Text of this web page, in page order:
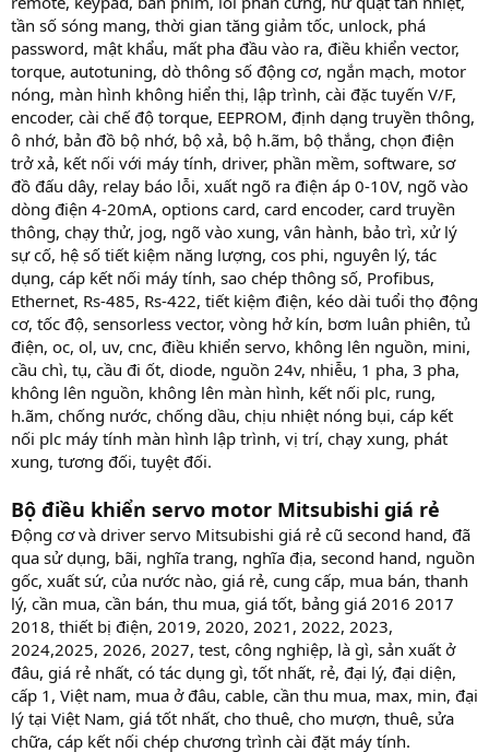
tần số sóng mang, thời gian tăng giảm tốc, unlock, phá
password, mật khẩu, mất pha đầu vào ra, điều khiển vector,
torque, autotuning, dò thông số động cơ, ngắn mạch, motor
nóng, màn hình không hiển thị, lập trình, cài đặc tuyến V/F,
encoder, cài chế độ torque, EEPROM, định dạng truyền thông,
ô nhớ, bản đồ bộ nhớ, bộ xả, bộ h.ãm, bộ thắng, chọn điện
trở xả, kết nối với máy tính, driver, phần mềm, software, sơ
đồ đấu dây, relay báo lỗi, xuất ngõ ra điện áp 0-10V, ngõ vào
dòng điện 4-20mA, options card, card encoder, card truyền
thông, chạy thử, jog, ngõ vào xung, vân hành, bảo trì, xử lý
sự cố, hệ số tiết kiệm năng lượng, cos phi, nguyên lý, tác
dụng, cáp kết nối máy tính, sao chép thông số, Profibus,
Ethernet, Rs-485, Rs-422, tiết kiệm điện, kéo dài tuổi thọ động
cơ, tốc độ, sensorless vector, vòng hở kín, bơm luân phiên, tủ
điện, oc, ol, uv, cnc, điều khiển servo, không lên nguồn, mini,
cầu chì, tụ, cầu đi ốt, diode, nguồn 24v, nhiễu, 1 pha, 3 pha,
không lên nguồn, không lên màn hình, kết nối plc, rung,
h.ãm, chống nước, chống dầu, chịu nhiệt nóng bụi, cáp kết
nối plc máy tính màn hình lập trình, vị trí, chạy xung, phát
xung, tương đối, tuyệt đối.
Bộ điều khiển servo motor Mitsubishi giá rẻ
Động cơ và driver servo Mitsubishi giá rẻ cũ second hand, đã
qua sử dụng, bãi, nghĩa trang, nghĩa địa, second hand, nguồn
gốc, xuất sứ, của nước nào, giá rẻ, cung cấp, mua bán, thanh
lý, cần mua, cần bán, thu mua, giá tốt, bảng giá 2016 2017
2018, thiết bị điện, 2019, 2020, 2021, 2022, 2023,
2024,2025, 2026, 2027, test, công nghiệp, là gì, sản xuất ở
đâu, giá rẻ nhất, có tác dụng gì, tốt nhất, rẻ, đại lý, đại diện,
cấp 1, Việt nam, mua ở đâu, cable, cần thu mua, max, min, đại
lý tại Việt Nam, giá tốt nhất, cho thuê, cho mượn, thuê, sửa
chữa, cáp kết nối chép chương trình cài đặt máy tính.